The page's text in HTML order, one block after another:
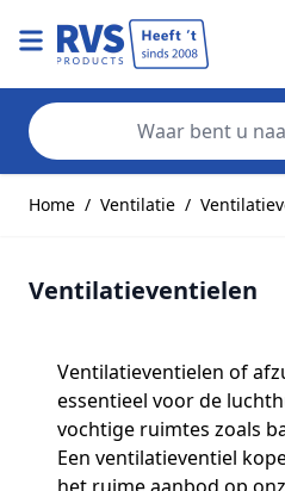
Home / Ventilatie /
Ventilatieventielen
Ventilatieventielen of
essentieel voor de
vochtige ruimtes zoals
Een ventilatieventiel